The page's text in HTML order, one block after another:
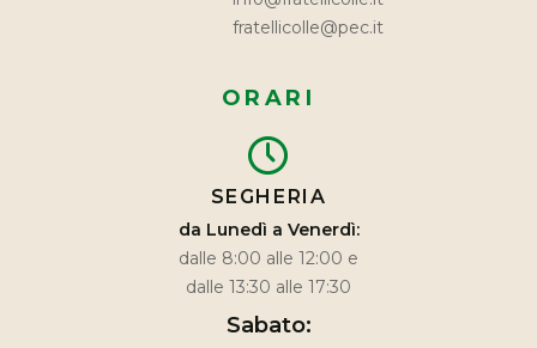
fratellicolle@pec.it
ORARI
SEGHERIA
da Lunedì a Venerdì:
dalle 8:00 alle 12:00 e
dalle 13:30 alle 17:30
Sabato: